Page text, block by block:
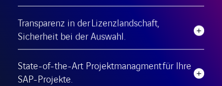
Transparenz in der Lizenzlandschaft,
Sicherheit bei der Auswahl.
State-of-the-Art Projektmanagment für Ihre
SAP-Projekte.